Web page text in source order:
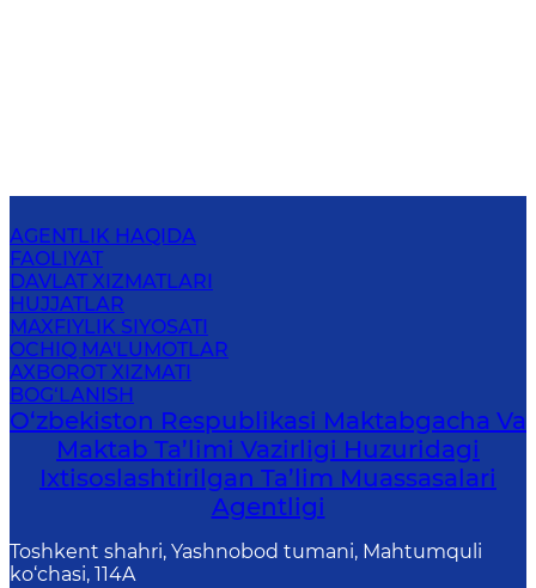
AGENTLIK HAQIDA
FAOLIYAT
DAVLAT XIZMATLARI
HUJJATLAR
MAXFIYLIK SIYOSATI
OCHIQ MA'LUMOTLAR
AXBOROT XIZMATI
BOG‘LANISH
O‘zbekiston Respublikasi Maktabgacha Va
Maktab Ta’limi Vazirligi Huzuridagi
Ixtisoslashtirilgan Ta’lim Muassasalari
Agentligi
Toshkent shahri, Yashnobod tumani, Mahtumquli
ko‘chasi, 114A